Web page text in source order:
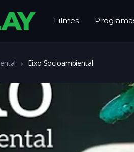
Filmes
Eixo Socioambiental